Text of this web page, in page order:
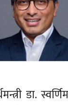
डा.